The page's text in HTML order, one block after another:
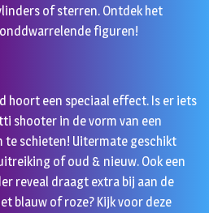
of sterren. Ontdek het
figuren!
hoort een speciaal effect. Is er iets
shooter in de vorm van een
te schieten! Uitermate geschikt
of oud & nieuw. Ook een
reveal draagt extra bij aan de
blauw of roze? Kijk voor deze